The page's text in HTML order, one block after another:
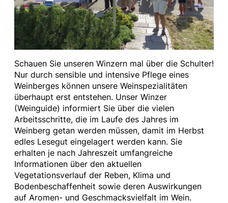
Schauen Sie unseren Winzern mal über die Schulter!
Nur durch sensible und intensive Pflege eines
Weinberges können unsere Weinspezialitäten
überhaupt erst entstehen. Unser Winzer
(Weinguide) informiert Sie über die vielen
Arbeitsschritte, die im Laufe des Jahres im
Weinberg getan werden müssen, damit im Herbst
edles Lesegut eingelagert werden kann. Sie
erhalten je nach Jahreszeit umfangreiche
Informationen über den aktuellen
Vegetationsverlauf der Reben, Klima und
Bodenbeschaffenheit sowie deren Auswirkungen
auf Aromen- und Geschmacksvielfalt im Wein.